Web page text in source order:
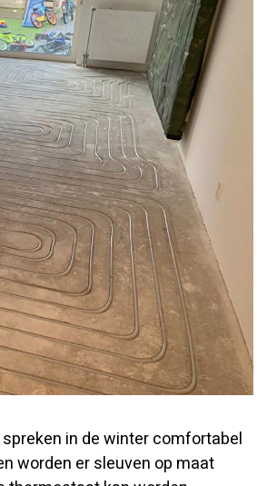
in de winter comfortabel
worden er sleuven op maat